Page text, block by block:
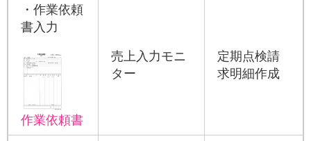
・作業依頼
書入力
作業依頼書
売上入力モニ
ター
定期点検請
求明細作成